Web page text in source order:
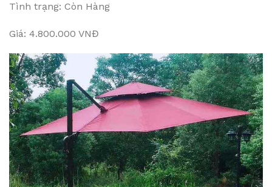
Tình trạng: Còn Hàng
Giá: 4.800.000 VNĐ